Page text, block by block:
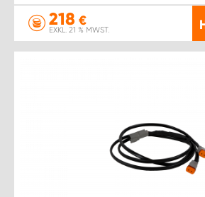
218 €
EXKL. 21 % MWST.